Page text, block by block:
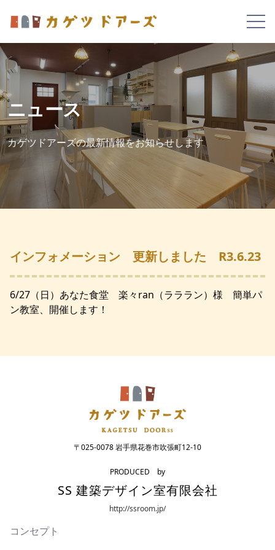
ニュース
カゲツドアーズの最新情報をお知らせします
インフォメーション 更新しました R3.6.23
6/27（日）あなた食堂 楽々ran（ラララン）様 簡単パ
ン教室、開催します！
〒025-0078 岩手県花巻市吹張町12-10
PRODUCED by
SS 建築デザイン室有限会社
http://ssroom.jp/
コンセプト